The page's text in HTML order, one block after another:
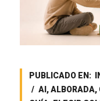
PUBLICADO EN:
AI ,ALBORADA,